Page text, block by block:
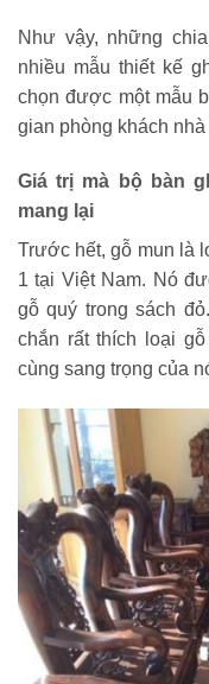
Như vậy, những
nhiều mẫu thiết kế
chọn được một mẫu
gian phòng khách nhà
Giá trị mà bộ bàn
mang lại
Trước hết, gỗ mun là
1 tại Việt Nam. Nó
gỗ quý trong sách
chắn rất thích loại
cùng sang trọng của